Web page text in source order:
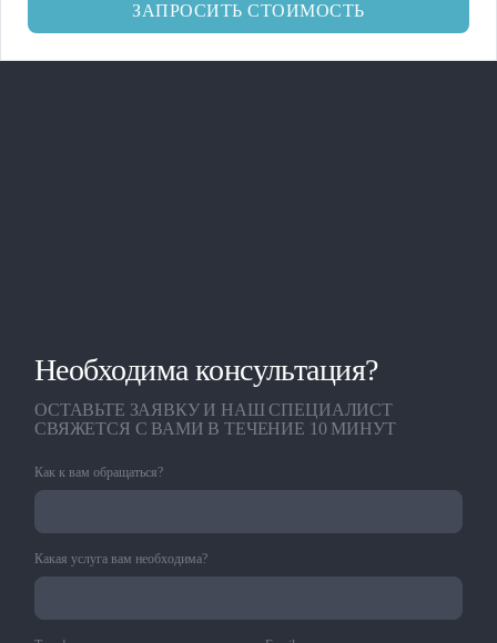
ЗАПРОСИТЬ СТОИМОСТЬ
Необходима консультация?
ОСТАВЬТЕ ЗАЯВКУ И НАШ СПЕЦИАЛИСТ
СВЯЖЕТСЯ С ВАМИ В ТЕЧЕНИЕ 10 МИНУТ
Как к вам обращаться?
Какая услуга вам необходима?